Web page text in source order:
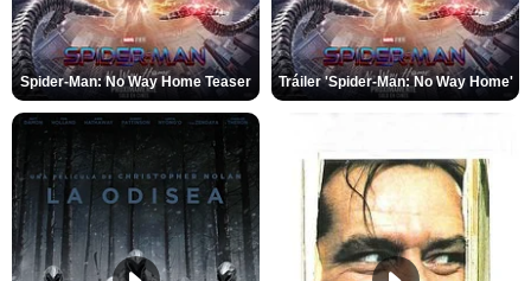
Spider-Man: No Way Home Teaser Tráiler 'Spider-Man: No Way Home'